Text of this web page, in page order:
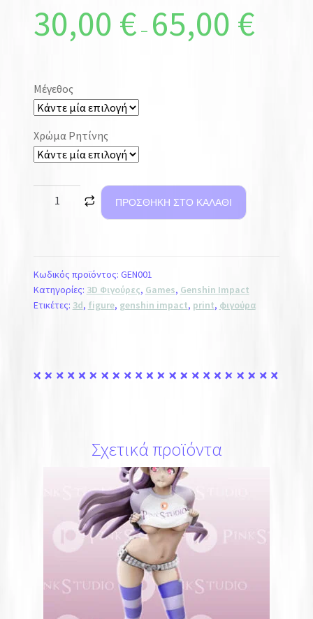
30,00 € – 65,00 €
Μέγεθος
Χρώμα Ρητίνης
ΠΡΟΣΘΉΚΗ ΣΤΟ ΚΑΛΆΘΙ
Κωδικός προϊόντος: GEN001
Κατηγορίες: 3D Φιγούρες, Games, Genshin Impact
Ετικέτες: 3d, figure, genshin impact, print, φιγούρα
Σχετικά προϊόντα